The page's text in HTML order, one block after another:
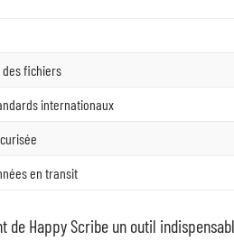
des fichiers
internationaux
en transit
de Happy Scribe un outil